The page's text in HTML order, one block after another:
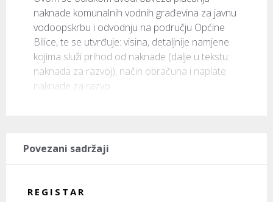
naknade komunalnih vodnih građevina za javnu
vodoopskrbu i odvodnju na području Općine
Bilice, te se utvrđuje: visina, detaljnije namjene
kojima služi prihod od naknade (dalje u tekstu:
naknada za razvoj), način obračuna i naplate
naknade za razvo
Povezani sadržaji
REGISTAR